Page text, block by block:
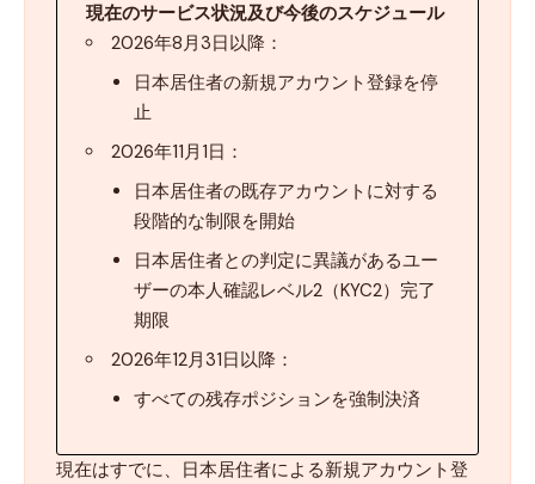
現在のサービス状況及び今後のスケジュール
2026年8月3日以降：
日本居住者の新規アカウント登録を停
止
2026年11月1日：
日本居住者の既存アカウントに対する
段階的な制限を開始
日本居住者との判定に異議があるユー
ザーの本人確認レベル2（KYC2）完了
期限
2026年12月31日以降：
すべての残存ポジションを強制決済
現在はすでに、日本居住者による新規アカウント登